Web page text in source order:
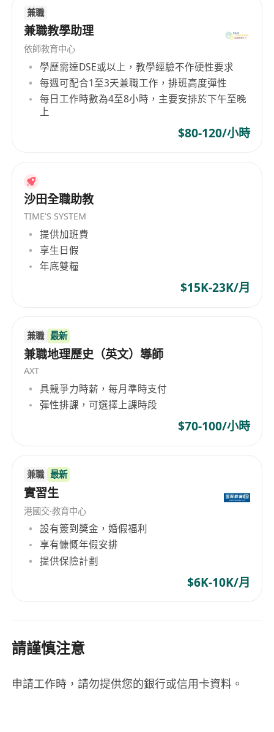
4. 對教育行業有熱忱，擁有積極的工作態度與奮鬥
精神，願意接受挑戰並追求卓越業績。
5. 具備良好的文字表達能力，能夠獨立完成銷售相
關文案的撰寫工作，同時善於團隊協作。
兼職
兼職教學助理
依師教育中心
學歷需達DSE或以上，教學經驗不作硬性要求
每週可配合1至3天兼職工作，排班高度彈性
每日工作時數為4至8小時，主要安排於下午至晚
上
$80-120/小時
沙田全職助教
TIME'S SYSTEM
提供加班費
享生日假
年底雙糧
$15K-23K/月
兼職 最新
兼職地理歷史（英文）導師
AXT
具競爭力時薪，每月準時支付
彈性排課，可選擇上課時段
$70-100/小時
兼職 最新
實習生
港國交·教育中心
設有簽到獎金，婚假福利
享有慷慨年假安排
提供保險計劃
$6K-10K/月
請謹慎注意
申請工作時，請勿提供您的銀行或信用卡資料。